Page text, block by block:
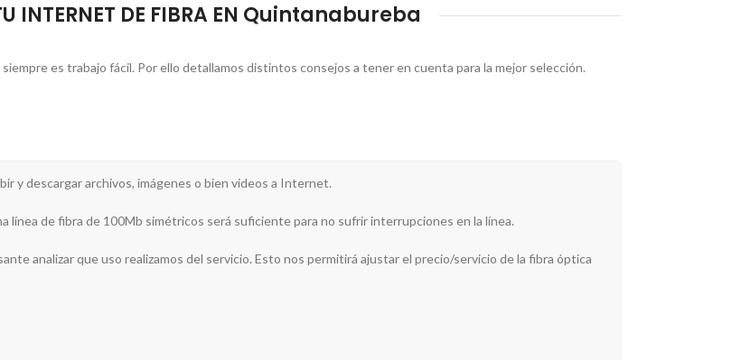
INTERNET DE FIBRA EN Quintanabureba
es trabajo fácil. Por ello detallamos distintos consejos a tener en cuenta para la mejor selección.
y descargar archivos, imágenes o bien videos a Internet.
de fibra de 100Mb simétricos será suficiente para no sufrir interrupciones en la línea.
analizar que uso realizamos del servicio. Esto nos permitirá ajustar el precio/servicio de la fibra óptica